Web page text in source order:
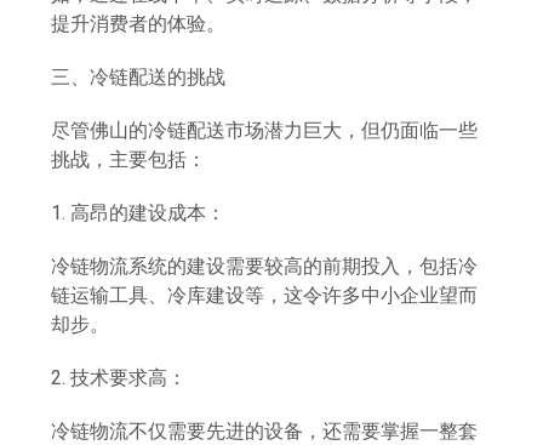
提升消费者的体验。
三、冷链配送的挑战
尽管佛山的冷链配送市场潜力巨大，但仍面临一些
挑战，主要包括：
1. 高昂的建设成本：
冷链物流系统的建设需要较高的前期投入，包括冷
链运输工具、冷库建设等，这令许多中小企业望而
却步。
2. 技术要求高：
冷链物流不仅需要先进的设备，还需要掌握一整套